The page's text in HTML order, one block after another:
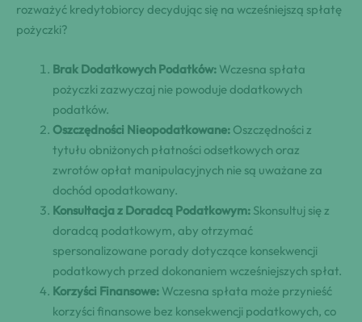
rozważyć kredytobiorcy decydując się na wcześniejszą spłatę
pożyczki?
Brak Dodatkowych Podatków: Wczesna spłata
pożyczki zazwyczaj nie powoduje dodatkowych
podatków.
Oszczędności Nieopodatkowane: Oszczędności z
tytułu obniżonych płatności odsetkowych oraz
zwrotów opłat manipulacyjnych nie są uważane za
dochód opodatkowany.
Konsultacja z Doradcą Podatkowym: Skonsultuj się z
doradcą podatkowym, aby otrzymać
spersonalizowane porady dotyczące konsekwencji
podatkowych przed dokonaniem wcześniejszych spłat.
Korzyści Finansowe: Wczesna spłata może przynieść
korzyści finansowe bez konsekwencji podatkowych, co